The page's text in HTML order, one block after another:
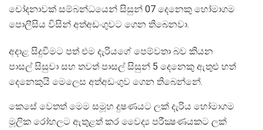
චෝදනාවක් සම්බන්ධයෙන් සිසුන් 07 දෙනෙකු හෝමාගම
පොලීසිය විසින් අත්අඩංගුවට ගෙන තිබෙනවා.
අදාළ සිදුවීමට පත් එම දැරියගේ පෙම්වතා බව කියන
පාසල් සිසුවා සහ තවත් පාසල් සිසුන් 5 දෙනෙකු ඇතුළු හත්
දෙනෙකුයි මෙලෙස අත්අඩංගුව ගෙන තිබෙන්නේ.
කෙසේ වෙතත් මෙම සමූහ දුෂණයට ලක් දැරිය හෝමාගම
මූලික රෝහලට ඇතුළත් කර වෛද්‍ය පරීක්‍ෂණයකට ලක්